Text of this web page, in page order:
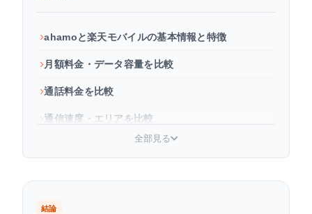
ahamoと楽天モバイルの基本情報と特徴
月額料金・データ容量を比較
通話料金を比較
通信速度・エリアを比較
全部見る
結論